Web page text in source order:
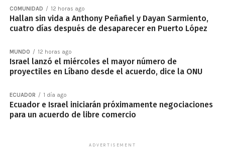
COMUNIDAD 12 horas ago
Hallan sin vida a Anthony Peñafiel y Dayan Sarmiento,
cuatro días después de desaparecer en Puerto López
MUNDO 12 horas ago
Israel lanzó el miércoles el mayor número de
proyectiles en Líbano desde el acuerdo, dice la ONU
ECUADOR 1 día ago
Ecuador e Israel iniciarán próximamente negociaciones
para un acuerdo de libre comercio
ADVERTISEMENT